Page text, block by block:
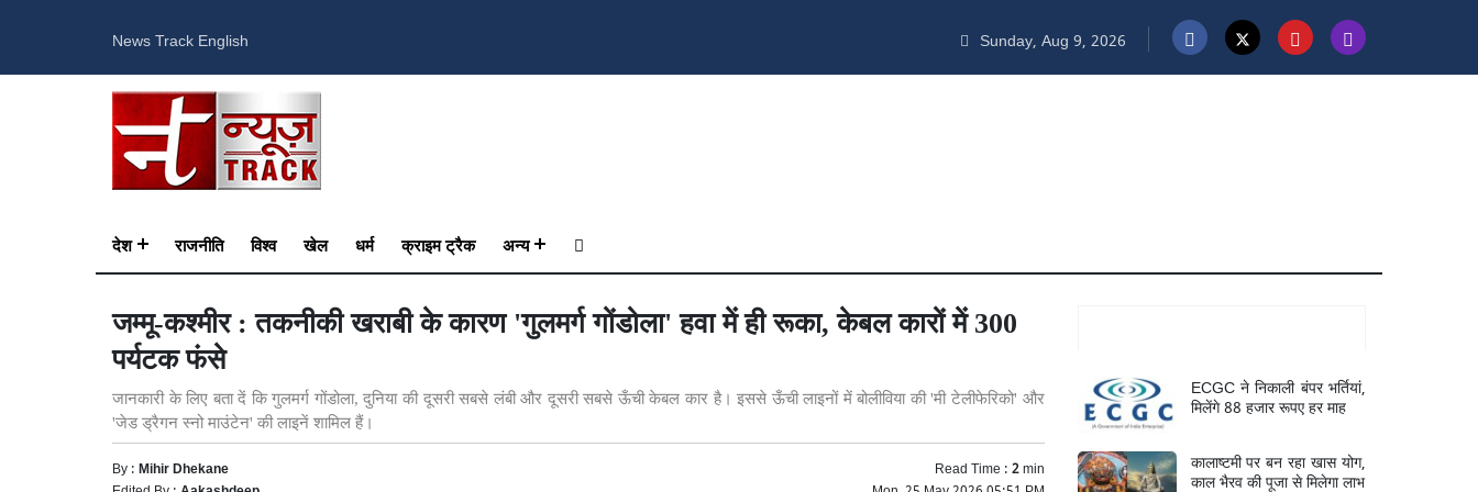
News Track English Sunday, Aug 9, 2026
देश राजनीति विश्व खेल धर्म क्राइम ट्रैक अन्य
जम्मू-कश्मीर : तकनीकी खराबी के कारण 'गुलमर्ग गोंडोला' हवा में ही रूका, केबल कारों में 300
पर्यटक फंसे
जानकारी के लिए बता दें कि गुलमर्ग गोंडोला, दुनिया की दूसरी सबसे लंबी और दूसरी सबसे ऊँची केबल कार है। इससे ऊँची लाइनों में बोलीविया की 'मी टेलीफेरिको' और
'जेड ड्रैगन स्नो माउंटेन' की लाइनें शामिल हैं।​
By :Mihir Dhekane Read Time :2min
ECGC ने निकाली बंपर भर्तियां,
मिलेंगे 88 हजार रूपए हर माह
कालाष्टमी पर बन रहा खास योग,
काल भैरव की पूजा से मिलेगा लाभ